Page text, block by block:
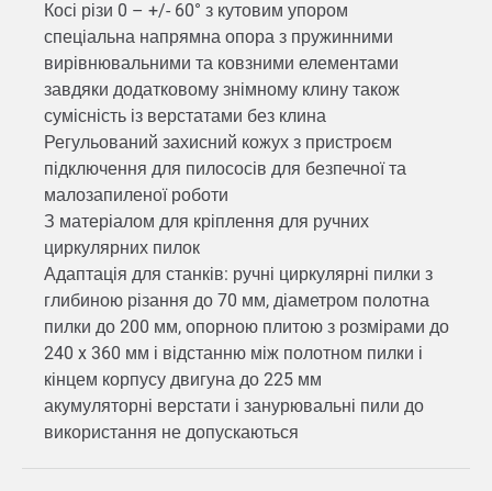
Косі різи 0 – +/- 60° з кутовим упором
спеціальна напрямна опора з пружинними
вирівнювальними та ковзними елементами
завдяки додатковому знімному клину також
сумісність із верстатами без клина
Регульований захисний кожух з пристроєм
підключення для пилососів для безпечної та
малозапиленої роботи
З матеріалом для кріплення для ручних
циркулярних пилок
Адаптація для станків: ручні циркулярні пилки з
глибиною різання до 70 мм, діаметром полотна
пилки до 200 мм, опорною плитою з розмірами до
240 x 360 мм і відстанню між полотном пилки і
кінцем корпусу двигуна до 225 мм
акумуляторні верстати і занурювальні пили до
використання не допускаються